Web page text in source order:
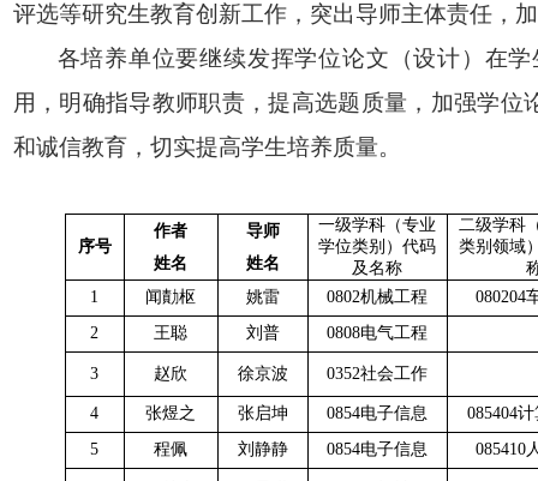
评选等研究生教育创新工作，突出导师主体责任，
各培养单位要继续发挥学位论文（设计）在
用，明确指导教师职责，提高选题质量，加强学
和诚信教育，切实提高学生培养质量。
序号
作者
姓名
导师
姓名
一级学科（专业
学位类别）代码
及名称
二级学科
类别领域
1
闻勣枢 姚雷 0802机械工程
080204
2
王聪 刘普 0808电气工程
3 赵欣 徐京波 0352社会工作
4 张煜之 张启坤 0854电子信息
085404
5
程佩 刘静静 0854电子信息 085410